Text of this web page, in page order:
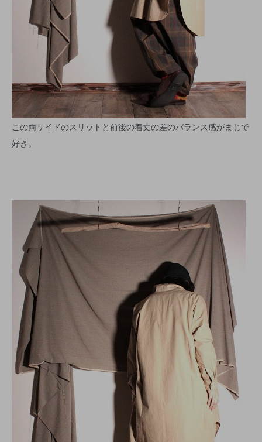
この両サイドのスリットと前後の着丈の差のバランス感がまじで
好き。